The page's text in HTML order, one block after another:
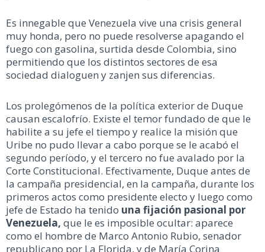
Es innegable que Venezuela vive una crisis general
muy honda, pero no puede resolverse apagando el
fuego con gasolina, surtida desde Colombia, sino
permitiendo que los distintos sectores de esa
sociedad dialoguen y zanjen sus diferencias.
Los prolegómenos de la política exterior de Duque
causan escalofrío. Existe el temor fundado de que le
habilite a su jefe el tiempo y realice la misión que
Uribe no pudo llevar a cabo porque se le acabó el
segundo período, y el tercero no fue avalado por la
Corte Constitucional. Efectivamente, Duque antes de
la campaña presidencial, en la campaña, durante los
primeros actos como presidente electo y luego como
jefe de Estado ha tenido una fijación pasional por
Venezuela, que le es imposible ocultar: aparece
como el hombre de Marco Antonio Rubio, senador
republicano por La Florida, y de María Corina